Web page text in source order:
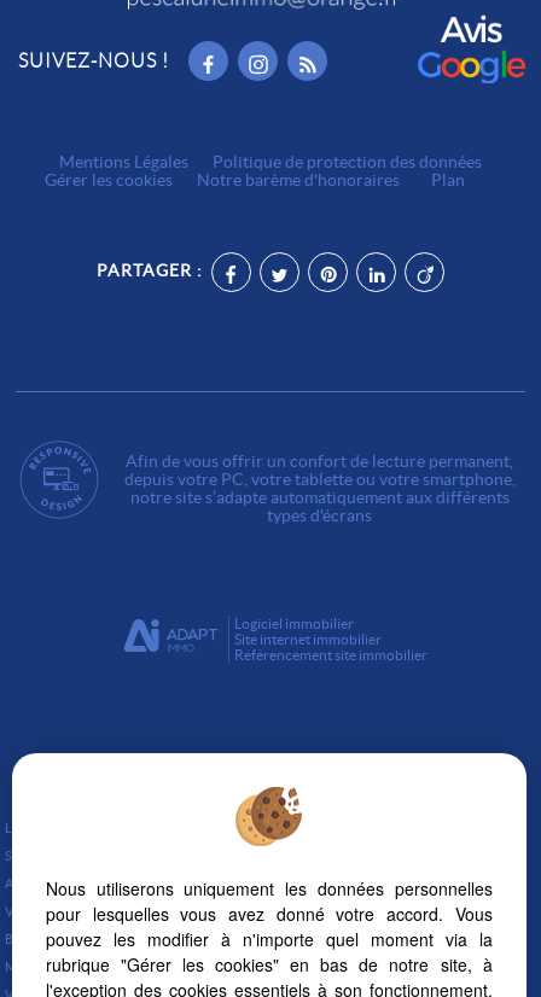
SUIVEZ-NOUS !
Mentions Légales
Politique de protection des données
Gérer les cookies
Notre barème d'honoraires Plan
PARTAGER :
Afin de vous offrir un confort de lecture permanent,
depuis votre PC, votre tablette ou votre smartphone,
notre site s’adapte automatiquement aux différents
types d'écrans
Logiciel immobilier
Site internet immobilier
Référencement site immobilier
Lunel (34400)
Saint Just (34400)
Aujargues (30250)
Valergues (34130)
Bernis (30620)
Marsillargues (34590)
Nous utiliserons uniquement les données personnelles
pour lesquelles vous avez donné votre accord. Vous
pouvez les modifier à n'importe quel moment via la
rubrique "Gérer les cookies" en bas de notre site, à
l'exception des cookies essentiels à son fonctionnement.